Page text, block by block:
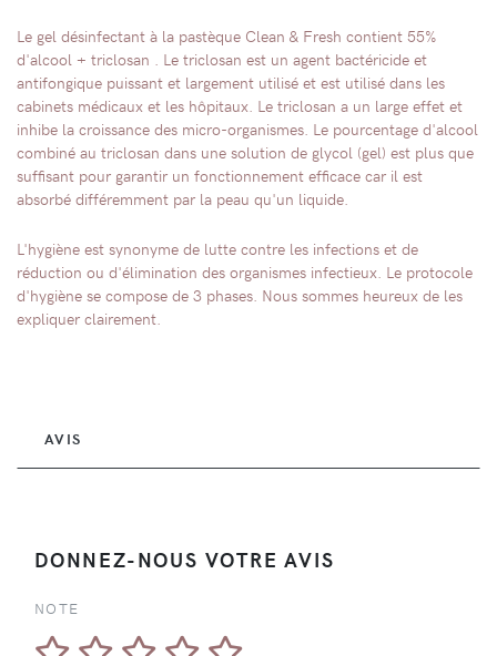
Le gel désinfectant à la pastèque Clean & Fresh contient 55%
d'alcool + triclosan . Le triclosan est un agent bactéricide et
antifongique puissant et largement utilisé et est utilisé dans les
cabinets médicaux et les hôpitaux. Le triclosan a un large effet et
inhibe la croissance des micro-organismes. Le pourcentage d'alcool
combiné au triclosan dans une solution de glycol (gel) est plus que
suffisant pour garantir un fonctionnement efficace car il est
absorbé différemment par la peau qu'un liquide.
L'hygiène est synonyme de lutte contre les infections et de
réduction ou d'élimination des organismes infectieux. Le protocole
d'hygiène se compose de 3 phases. Nous sommes heureux de les
expliquer clairement.
AVIS
DONNEZ-NOUS VOTRE AVIS
NOTE